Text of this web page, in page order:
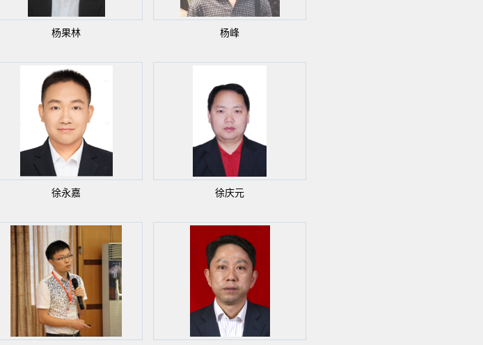
杨果林 杨峰
徐永嘉 徐庆元